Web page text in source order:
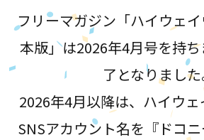
フリーマガジン「ハイウェ
本版」は2026年4月号を持
了となりました
2026年4月以降は、ハイウ
SNSアカウント名を『ドコニ